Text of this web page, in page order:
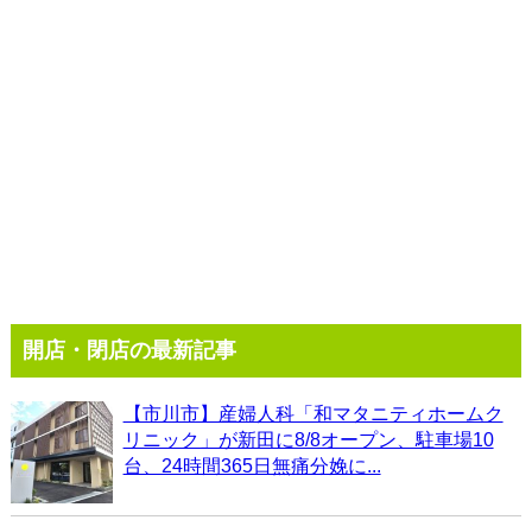
開店・閉店の最新記事
【市川市】産婦人科「和マタニティホームク
リニック」が新田に8/8オープン、駐車場10
台、24時間365日無痛分娩に...